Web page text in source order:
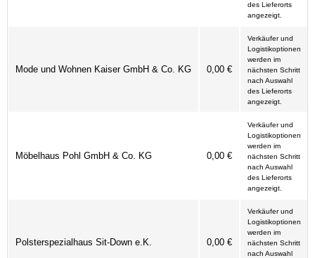
des Lieferorts
angezeigt.
Mode und Wohnen Kaiser GmbH & Co. KG 0,00 €
Verkäufer und
Logistikoptionen
werden im
nächsten Schritt
nach Auswahl
des Lieferorts
angezeigt.
Möbelhaus Pohl GmbH & Co. KG 0,00 €
Verkäufer und
Logistikoptionen
werden im
nächsten Schritt
nach Auswahl
des Lieferorts
angezeigt.
Polsterspezialhaus Sit-Down e.K. 0,00 €
Verkäufer und
Logistikoptionen
werden im
nächsten Schritt
nach Auswahl